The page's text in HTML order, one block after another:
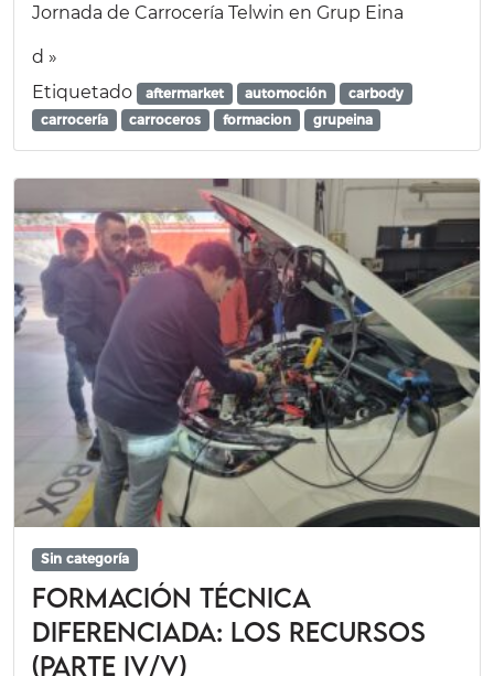
Jornada de Carrocería Telwin en Grup Eina
d »
Etiquetado
aftermarket automoción
carbody
carrocería
carroceros formacion grupeina
Sin categoría
Formación técnica
diferenciada: los recursos
(Parte IV/V)